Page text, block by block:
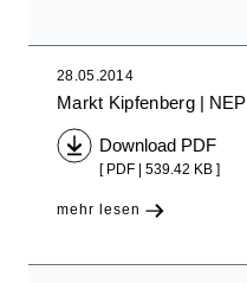
28.05.2014
Markt Kipfenberg NEP
Download PDF
[ PDF | 539.42 KB ]
mehr lesen